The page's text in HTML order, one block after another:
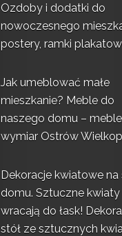
Ozdoby i dodatki do
nowoczesnego
postery, ramki
Jak umeblować małe
mieszkanie? Meble do
naszego domu –
wymiar Ostrów
Dekoracje kwiatowe na
domu. Sztuczne kwiaty
wracają do łask!
stół ze sztucznych